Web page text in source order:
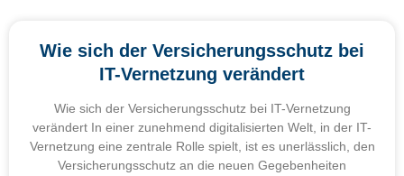
Wie sich der Versicherungsschutz bei
IT-Vernetzung verändert
Wie sich der Versicherungsschutz bei IT-Vernetzung
verändert In einer zunehmend digitalisierten Welt, in der IT-
Vernetzung eine zentrale Rolle spielt, ist es unerlässlich, den
Versicherungsschutz an die neuen Gegebenheiten